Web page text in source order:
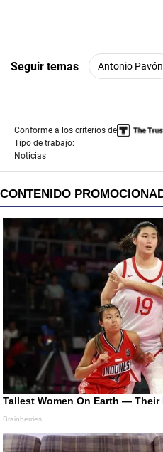
Seguir temas Antonio Pavón
Conforme a los criterios de
Tipo de trabajo:
Noticias